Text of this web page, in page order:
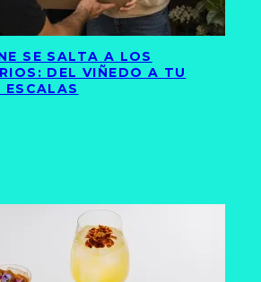
SE SALTA A LOS
DEL VIÑEDO A TU
ESCALAS